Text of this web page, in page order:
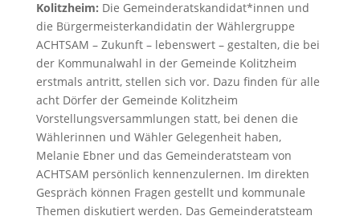
Kolitzheim: Die Gemeinderatskandidat*innen und
die Bürgermeisterkandidatin der Wählergruppe
ACHTSAM – Zukunft – lebenswert – gestalten, die bei
der Kommunalwahl in der Gemeinde Kolitzheim
erstmals antritt, stellen sich vor. Dazu finden für alle
acht Dörfer der Gemeinde Kolitzheim
Vorstellungsversammlungen statt, bei denen die
Wählerinnen und Wähler Gelegenheit haben,
Melanie Ebner und das Gemeinderatsteam von
ACHTSAM persönlich kennenzulernen. Im direkten
Gespräch können Fragen gestellt und kommunale
Themen diskutiert werden. Das Gemeinderatsteam